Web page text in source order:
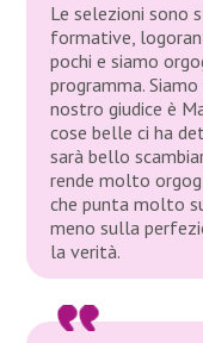
Le selezioni sono
formative,
pochi e siamo
programma.
nostro giudice è
cose belle ci ha
sarà bello
rende molto
che punta molto
meno sulla
la verità.